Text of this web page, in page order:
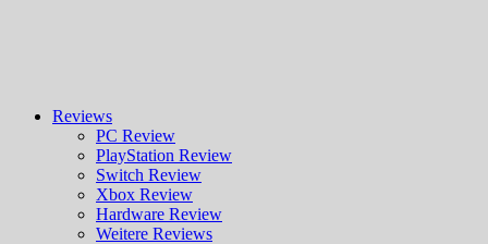
Reviews
PC Review
PlayStation Review
Switch Review
Xbox Review
Hardware Review
Weitere Reviews